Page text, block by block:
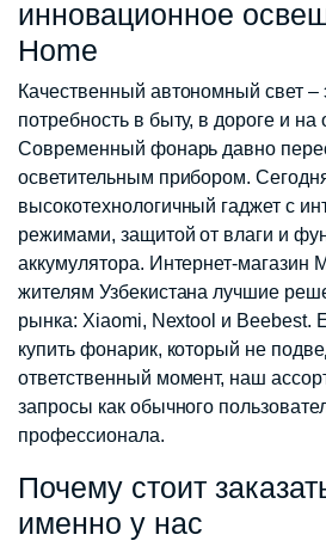
инновационное
Home
Качественный автономный свет –
потребность в быту, в дороге и на
Современный фонарь давно
осветительным прибором.
высокотехнологичный гаджет с
режимами, защитой от влаги и
аккумулятора. Интернет-магазин
жителям Узбекистана лучшие
рынка: Xiaomi, Nextool и Beebest.
купить фонарик, который не
ответственный момент, наш
запросы как обычного
профессионала.
Почему стоит
именно у нас